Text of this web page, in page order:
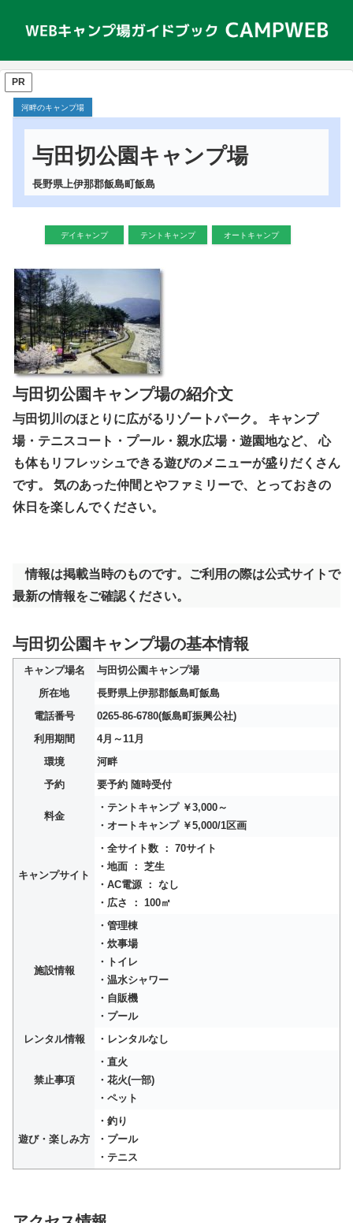
PR
河畔のキャンプ場
与田切公園キャンプ場
長野県上伊那郡飯島町飯島
デイキャンプ テントキャンプ オートキャンプ
与田切公園キャンプ場の紹介文
与田切川のほとりに広がるリゾートパーク。 キャンプ
場・テニスコート・プール・親水広場・遊園地など、 心
も体もリフレッシュできる遊びのメニューが盛りだくさん
です。 気のあった仲間とやファミリーで、とっておきの
休日を楽しんでください。
情報は掲載当時のものです。ご利用の際は公式サイトで
最新の情報をご確認ください。
与田切公園キャンプ場の基本情報
キャンプ場名
与田切公園キャンプ場
所在地
長野県上伊那郡飯島町飯島
電話番号
0265-86-6780(飯島町振興公社)
利用期間
4月～11月
環境
河畔
予約
要予約 随時受付
料金
・テントキャンプ ￥3,000～
・オートキャンプ ￥5,000/1区画
キャンプサイト
・全サイト数 ： 70サイト
・地面 ： 芝生
・AC電源 ： なし
・広さ ： 100㎡
施設情報
・管理棟
・炊事場
・トイレ
・温水シャワー
・自販機
・プール
レンタル情報
・レンタルなし
禁止事項
・直火
・花火(一部)
・ペット
遊び・楽しみ方
・釣り
・プール
・テニス